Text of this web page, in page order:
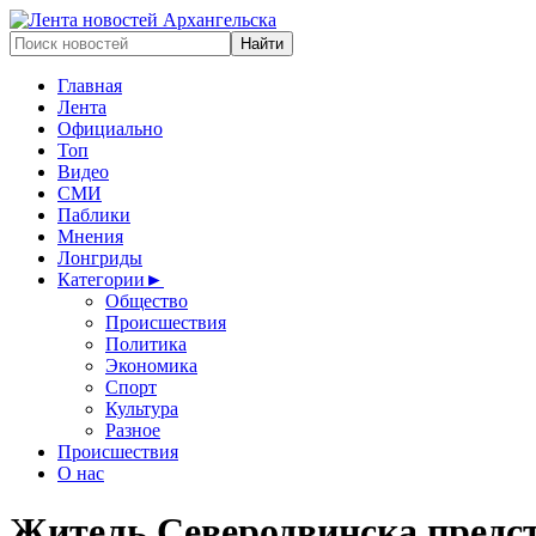
Главная
Лента
Официально
Топ
Видео
СМИ
Паблики
Мнения
Лонгриды
Категории ►
Общество
Происшествия
Политика
Экономика
Спорт
Культура
Разное
Происшествия
О нас